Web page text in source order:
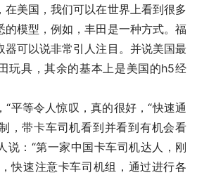
在美国，我们可以在世界上看到很多
的模型，例如，丰田是一种方式。福
器可以说非常引人注目。并说美国最
玩具，其余的基本上是美国的h5经
平等令人惊叹，真的很好，“快速通
，带卡车司机看到并看到有机会看
说：“第一家中国卡车司机达人，刚
快速注意卡车司机组，通过进行各